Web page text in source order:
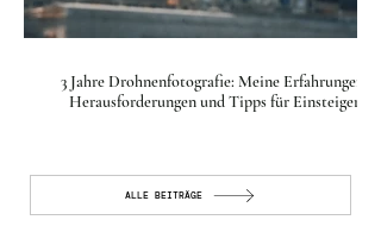
3 Jahre Drohnenfotografie: Meine Erfahrungen,
Herausforderungen und Tipps für Einsteiger
ALLE BEITRÄGE